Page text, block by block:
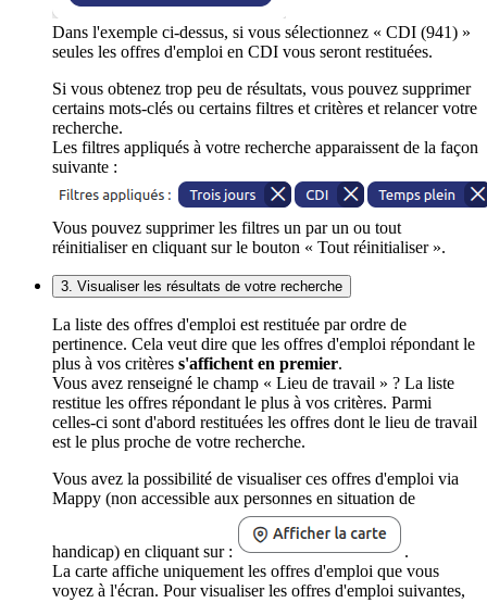
Dans l'exemple ci-dessus, si vous sélectionnez « CDI (941) »
seules les offres d'emploi en CDI vous seront restituées.
Si vous obtenez trop peu de résultats, vous pouvez supprimer
certains mots-clés ou certains filtres et critères et relancer votre
recherche.
Les filtres appliqués à votre recherche apparaissent de la façon
suivante :
Vous pouvez supprimer les filtres un par un ou tout
réinitialiser en cliquant sur le bouton « Tout réinitialiser ».
3. Visualiser les résultats de votre recherche
La liste des offres d'emploi est restituée par ordre de
pertinence. Cela veut dire que les offres d'emploi répondant le
plus à vos critères s'affichent en premier.
Vous avez renseigné le champ « Lieu de travail » ? La liste
restitue les offres répondant le plus à vos critères. Parmi
celles-ci sont d'abord restituées les offres dont le lieu de travail
est le plus proche de votre recherche.
Vous avez la possibilité de visualiser ces offres d'emploi via
Mappy (non accessible aux personnes en situation de
handicap) en cliquant sur :
.
La carte affiche uniquement les offres d'emploi que vous
voyez à l'écran. Pour visualiser les offres d'emploi suivantes,